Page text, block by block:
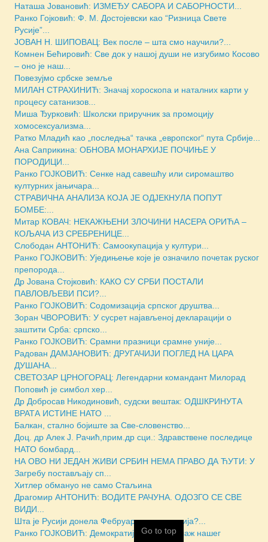
Наташа Јовановић: ИЗМЕЂУ САБОРА И САБОРНОСТИ...
Ранко Гојковић: Ф. М. Достојевски као “Ризница Свете
Русије”...
ЈОВАН Н. ШИПОВАЦ: Век после – шта смо научили?...
Комнен Бећировић: Све док у нашој души не изгубимо Косово
– оно је наш...
Повезујмо србске земље
МИЛАН СТРАХИНИЋ: Значај хороскопа и наталних карти у
процесу сатанизов...
Миша Ђурковић: Школски приручник за промоцију
хомосексуализма...
Ратко Младић као „последња“ тачка „европског“ пута Србије...
Ана Саприкина: ОБНОВА МОНАРХИЈЕ ПОЧИЊЕ У
ПОРОДИЦИ...
Ранко ГОЈКОВИЋ: Сенке над савешћу или сиромаштво
културних јањичара...
СТРАВИЧНА АНАЛИЗА КОЈА ЈЕ ОДЈЕКНУЛА ПОПУТ
БОМБЕ:...
Митар КОВАЧ: НЕКАЖЊЕНИ ЗЛОЧИНИ НАСЕРА ОРИЋА –
КОЉАЧА ИЗ СРЕБРЕНИЦЕ...
Слободан АНТОНИЋ: Самоокупација у култури...
Ранко ГОЈКОВИЋ: Уједињење које је означило почетак руског
препорода...
Др Јована Стојковић: КАКО СУ СРБИ ПОСТАЛИ
ПАВЛОВЉЕВИ ПСИ?...
Ранко ГОЈКОВИЋ: Содомизација српског друштва...
Зоран ЧВОРОВИЋ: У сусрет најављеној декларацији о
заштити Срба: српско...
Ранко ГОЈКОВИЋ: Срамни празници срамне уније...
Радован ДАМЈАНОВИЋ: ДРУГАЧИЈИ ПОГЛЕД НА ЦАРА
ДУШАНА...
СВЕТОЗАР ЦРНОГОРАЦ: Легендарни командант Милорад
Поповић је симбол хер...
Др Добросав Никодиновић, судски вештак: ОДШКРИНУТА
ВРАТА ИСТИНЕ НАТО ...
Балкан, стално бојиште за Све-словенство...
Доц. др Алек Ј. Рачић,прим.др сци.: Здравствене последице
НАТО бомбард...
НА ОВО НИ ЈЕДАН ЖИВИ СРБИН НЕМА ПРАВО ДА ЋУТИ: У
Загребу постављају сп...
Хитлер обмануо не само Стаљина
Драгомир АНТОНИЋ: ВОДИТЕ РАЧУНА. ОДОЗГО СЕ СВЕ
ВИДИ...
Шта је Русији донела Фебруарска револуција?...
Ранко ГОЈКОВИЋ: Демократија је велика лаж нашег
Go to top